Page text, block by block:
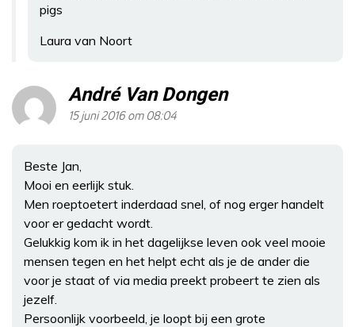
pigs
Laura van Noort
André Van Dongen
15 juni 2016 om 08:04
Beste Jan,
Mooi en eerlijk stuk.
Men roeptoetert inderdaad snel, of nog erger handelt
voor er gedacht wordt.
Gelukkig kom ik in het dagelijkse leven ook veel mooie
mensen tegen en het helpt echt als je de ander die
voor je staat of via media preekt probeert te zien als
jezelf.
Persoonlijk voorbeeld, je loopt bij een grote